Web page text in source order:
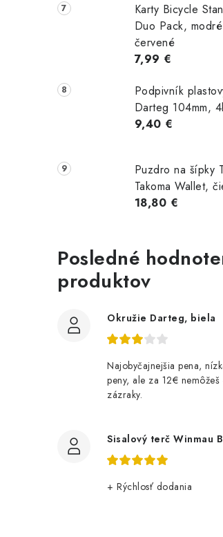
Karty Bicycle
Duo Pack,
červené
7,99 €
Podpivník
Darteg 104mm,
9,40 €
Puzdro na šípky
Takoma Wallet,
18,80 €
Posledné
produktov
Okružie Darteg, biela
Najobyčajnejšia pena,
peny, ale za 12€
zázraky.
Sisalový terč Winmau
+ Rýchlosť dodania